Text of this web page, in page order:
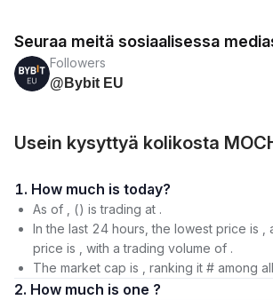
Seuraa meitä sosiaalisessa
Followers
@Bybit EU
Usein kysyttyä kolikosta
1. How much is today?
As of , () is trading at .
In the last 24 hours, the lowest price is ,
price is , with a trading volume of .
The market cap is , ranking it # among
2. How much is one ?